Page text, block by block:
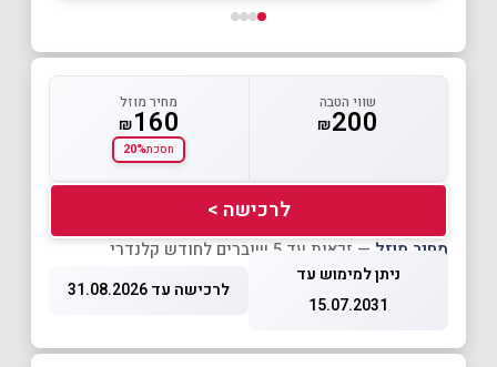
שווי הטבה
₪200
מחיר מוזל
₪160
חסכת20%
לרכישה >
מחיר מוזל — זכאות עד 5 שוברים לחודש קלנדרי
ניתן למימוש עד
15.07.2031
לרכישה עד 31.08.2026